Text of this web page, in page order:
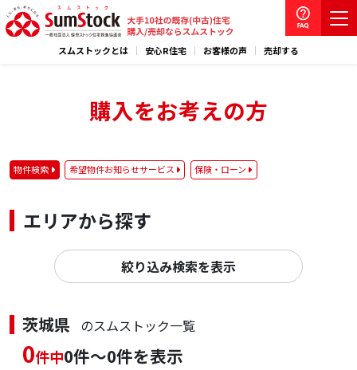
スムストックとは 安心R住宅 お客様の声 売却する
購入をお考えの方
物件検索 希望物件お知らせサービス 保険・ローン
エリアから探す
絞り込み検索を表示
茨城県 のスムストック一覧
0件中0件～0件を表示